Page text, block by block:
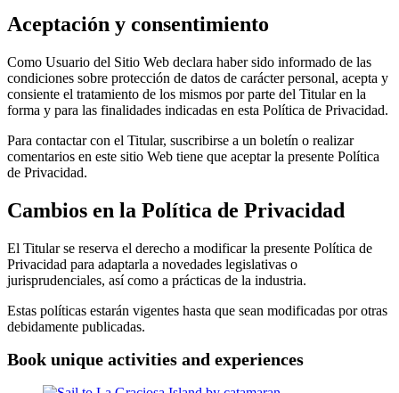
Aceptación y consentimiento
Como Usuario del Sitio Web declara haber sido informado de las
condiciones sobre protección de datos de carácter personal, acepta y
consiente el tratamiento de los mismos por parte del Titular en la
forma y para las finalidades indicadas en esta Política de Privacidad.
Para contactar con el Titular, suscribirse a un boletín o realizar
comentarios en este sitio Web tiene que aceptar la presente Política
de Privacidad.
Cambios en la Política de Privacidad
El Titular se reserva el derecho a modificar la presente Política de
Privacidad para adaptarla a novedades legislativas o
jurisprudenciales, así como a prácticas de la industria.
Estas políticas estarán vigentes hasta que sean modificadas por otras
debidamente publicadas.
Book unique activities and experiences